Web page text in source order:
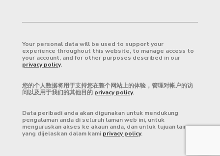
Your personal data will be used to support your
experience throughout this website, to manage access to
your account, and for other purposes described in our
privacy policy.
您的个人数据将用于支持您在整个网站上的体验，管理对帐户的访
问以及用于我们的其他目的 privacy policy.
Data peribadi anda akan digunakan untuk mendukung
pengalaman anda di seluruh laman web ini, untuk
menguruskan akses ke akaun anda, dan untuk tujuan lain
yang dijelaskan dalam kami privacy policy.